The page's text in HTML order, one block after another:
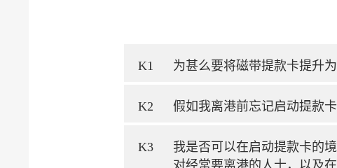
K1 为甚么要将磁带提款卡提升
K2 假如我离港前忘记启动提款
K3
我是否可以在启动提款卡的
对经常要离港的人士，以及